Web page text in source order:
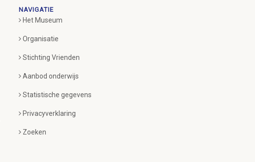
NAVIGATIE
Het Museum
Organisatie
Stichting Vrienden
Aanbod onderwijs
Statistische gegevens
Privacyverklaring
Zoeken